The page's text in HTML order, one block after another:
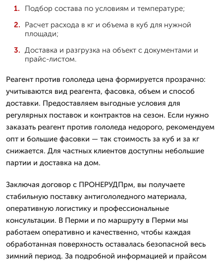
Подбор состава по условиям и температуре;
Расчет расхода в кг и объема в куб для нужной
площади;
Доставка и разгрузка на объект с документами и
прайс-листом.
Реагент против гололеда цена формируется прозрачно:
учитываются вид реагента, фасовка, объем и способ
доставки. Предоставляем выгодные условия для
регулярных поставок и контрактов на сезон. Если нужно
заказать реагент против гололеда недорого, рекомендуем
опт и большие фасовки — так стоимость за куб и за кг
снижается. Для частных клиентов доступны небольшие
партии и доставка на дом.
Заключая договор с ПРОНЕРУДПрм, вы получаете
стабильную поставку антигололедного материала,
оперативную логистику и профессиональные
консультации. В Перми и по маршруту в Перми мы
работаем оперативно и качественно, чтобы каждая
обработанная поверхность оставалась безопасной весь
зимний период. За подробной информацией и прайсом